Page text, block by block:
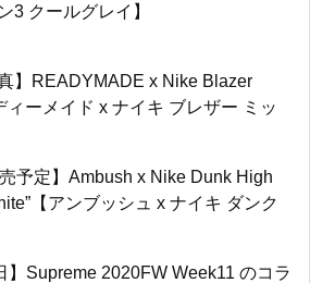
3 クールグレイ】
真】READYMADE x Nike Blazer
ィーメイド x ナイキ ブレザー ミッ
売予定】Ambush x Nike Dunk High
【アンブッシュ x ナイキ ダンク
】Supreme 2020FW Week11 のコラ